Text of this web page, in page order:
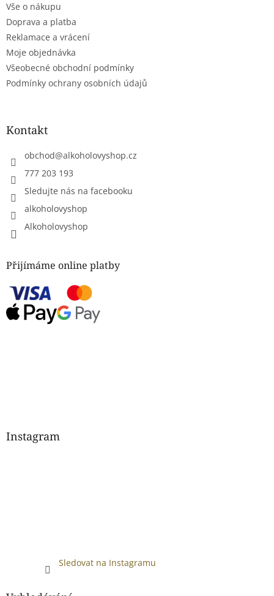
Vše o nákupu
Doprava a platba
Reklamace a vrácení
Moje objednávka
Všeobecné obchodní podmínky
Podmínky ochrany osobních údajů
Kontakt
obchod@alkoholovyshop.cz
777 203 193
Sledujte nás na facebooku
alkoholovyshop
Alkoholovyshop
Přijímáme online platby
Instagram
Sledovat na Instagramu